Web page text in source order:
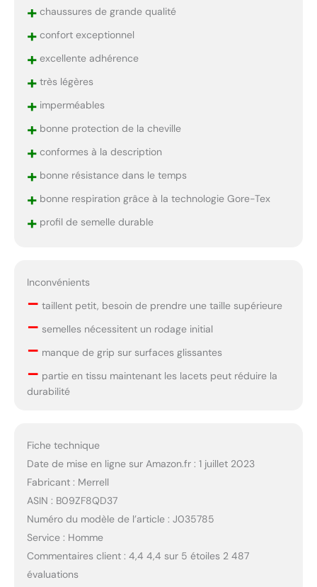
+chaussures de grande qualité
+confort exceptionnel
+excellente adhérence
+très légères
+imperméables
+bonne protection de la cheville
+conformes à la description
+bonne résistance dans le temps
+bonne respiration grâce à la technologie Gore-Tex
+profil de semelle durable
Inconvénients
– taillent petit, besoin de prendre une taille supérieure
– semelles nécessitent un rodage initial
– manque de grip sur surfaces glissantes
– partie en tissu maintenant les lacets peut réduire la
durabilité
Fiche technique
Date de mise en ligne sur Amazon.fr : 1 juillet 2023
Fabricant : Merrell
ASIN : B09ZF8QD37
Numéro du modèle de l’article : J035785
Service : Homme
Commentaires client : 4,4 4,4 sur 5 étoiles 2 487
évaluations